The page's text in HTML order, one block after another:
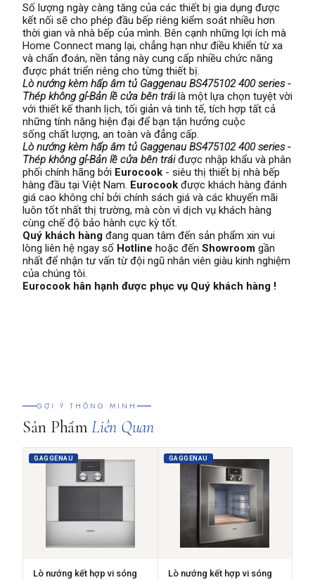
Số lượng ngày càng tăng của các thiết bị gia dụng được
kết nối sẽ cho phép đầu bếp riêng kiểm soát nhiều hơn
thời gian và nhà bếp của mình. Bên cạnh những lợi ích mà
Home Connect mang lại, chẳng hạn như điều khiển từ xa
và chẩn đoán, nền tảng này cung cấp nhiều chức năng
được phát triển riêng cho từng thiết bị.
Lò nướng kèm hấp âm tủ Gaggenau BS475102 400 series -
Thép không gỉ-Bản lề cửa bên tráilà một lựa chọn tuyệt vời
với thiết kế thanh lịch, tối giản và tinh tế, tích hợp tất cả
những tính năng hiện đại để bạn tận hưởng cuộc
sống chất lượng, an toàn và đẳng cấp.
Lò nướng kèm hấp âm tủ Gaggenau BS475102 400 series -
Thép không gỉ-Bản lề cửa bên tráiđược nhập khẩu và phân
phối chính hãng bởi Eurocook - siêu thị thiết bị nhà bếp
hàng đầu tại Việt Nam. Eurocook được khách hàng đánh
giá cao không chỉ bởi chính sách giá và các khuyến mãi
luôn tốt nhất thị trường, mà còn vì dịch vụ khách hàng
cùng chế độ bảo hành cực kỳ tốt.
Quý khách hàng đang quan tâm đến sản phẩm xin vui
lòng liên hệ ngay số Hotline hoặc đến Showroom gần
nhất để nhận tư vấn từ đội ngũ nhân viên giàu kinh nghiệm
của chúng tôi.
Eurocook hân hạnh được phục vụ Quý khách hàng !
GỢI Ý THÔNG MINH
Sản PhẩmLiên Quan
GAGGENAU
Lò nướng kết hợp vi sóng
GAGGENAU
Lò nướng kết hợp vi sóng